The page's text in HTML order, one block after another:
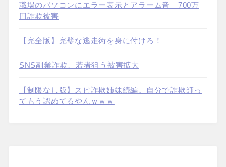
職場のパソコンにエラー表示とアラーム音 700万
円詐欺被害
【完全版】完璧な逃走術を身に付けろ！
SNS副業詐欺、若者狙う被害拡大
【制限なし版】スピ詐欺姉妹続編。自分で詐欺師っ
てもう認めてるやんｗｗｗ